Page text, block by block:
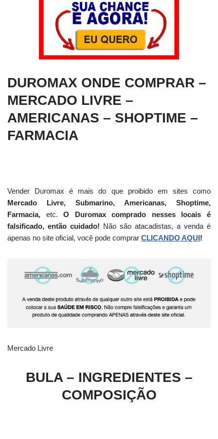
DUROMAX ONDE COMPRAR –
MERCADO LIVRE –
AMERICANAS – SHOPTIME –
FARMACIA
Vender Duromax é mais do que proibido em sites como
Mercado Livre, Submarino, Americanas, Shoptime,
Farmacia, etc.O Duromax comprado nesses locais é
falsificado, então cuidado! Não são atacadistas, a venda é
apenas no site oficial, você pode comprar CLICANDO AQUI!
Mercado Livre
BULA – INGREDIENTES –
COMPOSIÇÃO